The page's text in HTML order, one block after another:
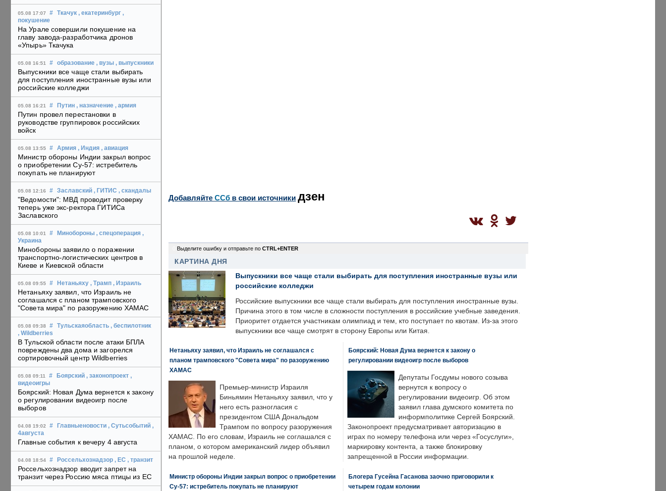
05.08 17:07 # Ткачук , екатеринбург ,
покушение
На Урале совершили покушение на
главу завода-разработчика дронов
«Упырь» Ткачука
05.08 16:51 # образование , вузы , выпускники
Выпускники все чаще стали выбирать
для поступления иностранные вузы или
российские колледжи
05.08 16:21 # Путин , назначение , армия
Путин провел перестановки в
руководстве группировок российских
войск
05.08 13:55 # Армия , Индия , авиация
Министр обороны Индии закрыл вопрос
о приобретении Су-57: истребитель
покупать не планируют
05.08 12:16 # Заславский , ГИТИС , скандалы
"Ведомости": МВД проводит проверку
теперь уже экс-ректора ГИТИСа
Заславского
05.08 10:01 # Минобороны , спецоперация ,
Украина
Минобороны заявило о поражении
транспортно-логистических центров в
Киеве и Киевской области
05.08 09:55 # Нетаньяху , Трамп , Израиль
Нетаньяху заявил, что Израиль не
соглашался с планом трамповского
"Совета мира" по разоружению ХАМАС
05.08 09:38 # Тульскаяобласть , беспилотник
, Wildberries
В Тульской области после атаки БПЛА
повреждены два дома и загорелся
сортировочный центр Wildberries
05.08 09:11 # Боярский , законопроект ,
видеоигры
Боярский: Новая Дума вернется к закону
о регулировании видеоигр после
выборов
04.08 19:02 # Главныеновости , Сутьсобытий ,
4августа
Главные события к вечеру 4 августа
04.08 18:54 # Россельхознадзор , ЕС , транзит
Россельхознадзор вводит запрет на
транзит через Россию мяса птицы из ЕС
Добавляйте CСб в свои источники дзен
Выделите ошибку и отправьте по CTRL+ENTER
КАРТИНА ДНЯ
Выпускники все чаще стали выбирать для поступления иностранные вузы или
российские колледжи
Российские выпускники все чаще стали выбирать для поступления иностранные вузы.
Причина этого в том числе в сложности поступления в российские учебные заведения.
Приоритет отдается участникам олимпиад и тем, кто поступает по квотам. Из-за этого
выпускники все чаще смотрят в сторону Европы или Китая.
Нетаньяху заявил, что Израиль не соглашался с
планом трамповского "Совета мира" по разоружению
ХАМАС
Премьер-министр Израиля
Биньямин Нетаньяху заявил, что у
него есть разногласия с
президентом США Дональдом
Трампом по вопросу разоружения
ХАМАС. По его словам, Израиль не соглашался с
планом, о котором американский лидер объявил
на прошлой неделе.
Боярский: Новая Дума вернется к закону о
регулировании видеоигр после выборов
Депутаты Госдумы нового созыва
вернутся к вопросу о
регулировании видеоигр. Об этом
заявил глава думского комитета по
информполитике Сергей Боярский.
Законопроект предусматривает авторизацию в
играх по номеру телефона или через «Госуслуги»,
маркировку контента, а также блокировку
запрещенной в России информации.
Министр обороны Индии закрыл вопрос о приобретении
Су-57: истребитель покупать не планируют
Блогера Гусейна Гасанова заочно приговорили к
четырем годам колонии